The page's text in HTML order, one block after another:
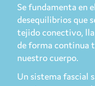
Se fundamenta en
desequilibrios que
tejido conectivo,
de forma continua
nuestro cuerpo.
Un sistema fascial